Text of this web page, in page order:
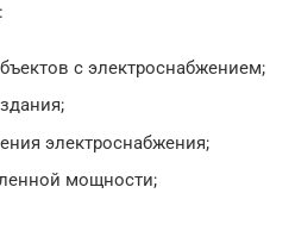
с электроснабжением;
электроснабжения;
мощности;